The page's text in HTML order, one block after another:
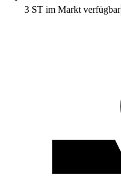
3 ST im Markt verfügbar